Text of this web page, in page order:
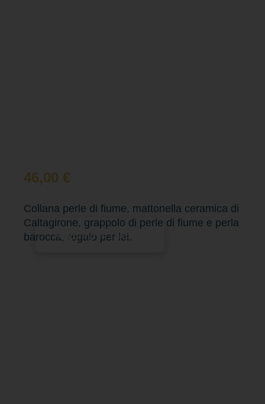
46,00 €
Collana perle di fiume, mattonella ceramica di
Caltagirone, grappolo di perle di fiume e perla
barocca, regalo per lei.
Aggiungi al carrello